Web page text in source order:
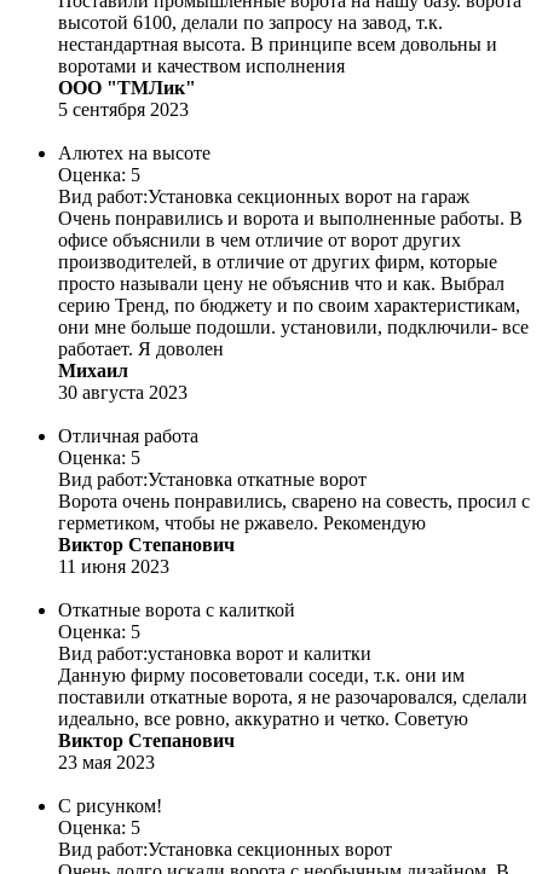
высотой 6100, делали по запросу на завод, т.к.
нестандартная высота. В принципе всем довольны и
воротами и качеством исполнения
ООО "ТМЛик"
5 сентября 2023
Алютех на высоте
Оценка: 5
Вид работ:Установка секционных ворот на гараж
Очень понравились и ворота и выполненные работы. В
офисе объяснили в чем отличие от ворот других
производителей, в отличие от других фирм, которые
просто называли цену не объяснив что и как. Выбрал
серию Тренд, по бюджету и по своим характеристикам,
они мне больше подошли. установили, подключили- все
работает. Я доволен
Михаил
30 августа 2023
Отличная работа
Оценка: 5
Вид работ:Установка откатные ворот
Ворота очень понравились, сварено на совесть, просил с
герметиком, чтобы не ржавело. Рекомендую
Виктор Степанович
11 июня 2023
Откатные ворота с калиткой
Оценка: 5
Вид работ:установка ворот и калитки
Данную фирму посоветовали соседи, т.к. они им
поставили откатные ворота, я не разочаровался, сделали
идеально, все ровно, аккуратно и четко. Советую
Виктор Степанович
23 мая 2023
С рисунком!
Оценка: 5
Вид работ:Установка секционных ворот